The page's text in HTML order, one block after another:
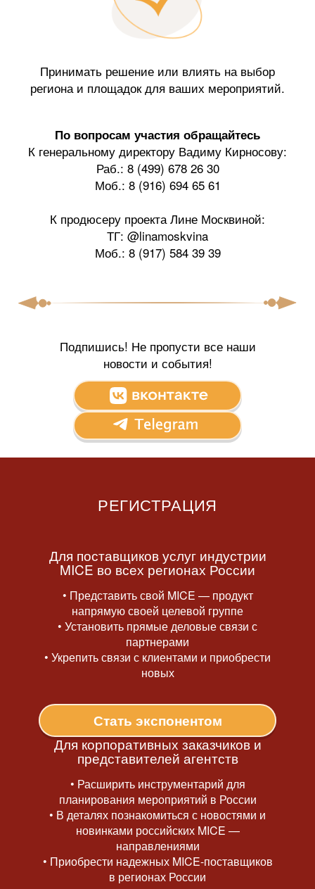
Принимать решение или влиять на выбор
региона и площадок для ваших мероприятий.
По вопросам участия обращайтесь
К генеральному директору Вадиму Кирносову:
Раб.: 8 (499) 678 26 30
Моб.: 8 (916) 694 65 61
К продюсеру проекта Лине Москвиной:
ТГ: @linamoskvina
Моб.: 8 (917) 584 39 39
Подпишись! Не пропусти все наши
новости и события!
РЕГИСТРАЦИЯ
Для поставщиков услуг индустрии
MICE во всех регионах России
• Представить свой MICE — продукт
напрямую своей целевой группе
• Установить прямые деловые связи с
партнерами
• Укрепить связи с клиентами и приобрести
новых
Стать экспонентом
Для корпоративных заказчиков и
представителей агентств
• Расширить инструментарий для
планирования мероприятий в России
• В деталях познакомиться с новостями и
новинками российских MICE —
направлениями
• Приобрести надежных MICE-поставщиков
в регионах России